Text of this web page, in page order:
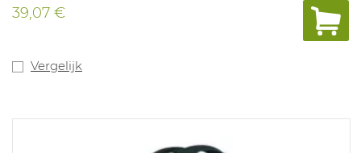
39,07 €
Vergelijk